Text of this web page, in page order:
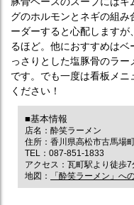
グのホルモンとネギの組
ーダーすると心配します
るほど。他におすすめは
っさりとした塩豚骨のラ
です。でも一度は看板メ
ください！
■基本情報
店名：酔笑ラーメン
住所：香川県高松市古馬場
TEL：087-851-1833
アクセス：瓦町駅より徒歩7
地図：
「酔笑ラーメン」へ